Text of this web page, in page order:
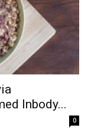
Inbody...
0